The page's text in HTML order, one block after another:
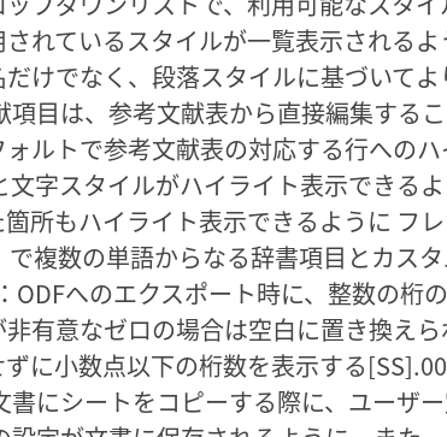
れているスタイルが一覧表示されるよ
けでなく、段落スタイルに基づいて
目は、参考文献表から直接編集する
ルトで参考文献表の対応する行への
字スタイルがハイライト表示できるよ
所もハイライト表示できるように フ
複数の単語からなる辞書項目とカス
へのエクスポート時に、整数の桁の
有意なゼロの場合は空白に置き換えら
に小数点以下の桁数を表示する
にシートをコピーする際に、ユーザ